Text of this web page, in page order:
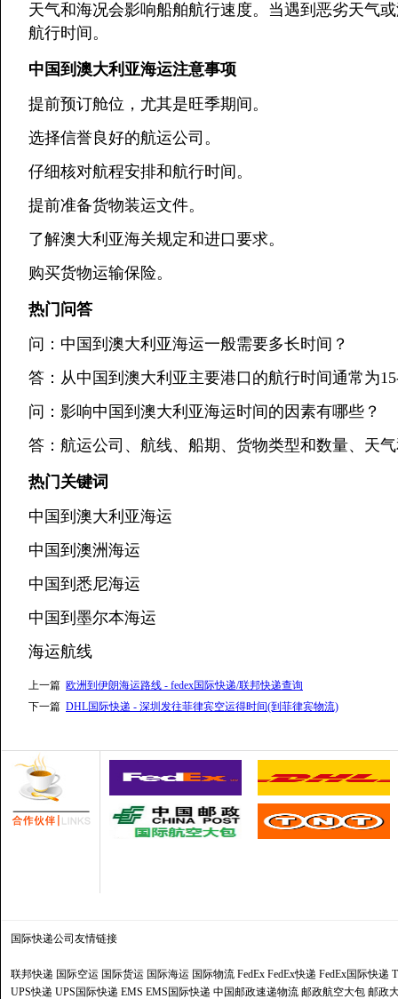
天气和海况会影响船舶航行速度。当遇到恶劣天气
航行时间。
中国到澳大利亚海运注意事项
提前预订舱位，尤其是旺季期间。
选择信誉良好的航运公司。
仔细核对航程安排和航行时间。
提前准备货物装运文件。
了解澳大利亚海关规定和进口要求。
购买货物运输保险。
热门问答
问：中国到澳大利亚海运一般需要多长时间？
答：从中国到澳大利亚主要港口的航行时间通常为
问：影响中国到澳大利亚海运时间的因素有哪些？
答：航运公司、航线、船期、货物类型和数量、天
热门关键词
中国到澳大利亚海运
中国到澳洲海运
中国到悉尼海运
中国到墨尔本海运
海运航线
上一篇 欧洲到伊朗海运路线 - fedex国际快递/联邦快递查询
下一篇 DHL国际快递 - 深圳发往菲律宾空运得时间(到菲律宾物流)
国际快递公司 友情链接
联邦快递 国际空运 国际货运 国际海运 国际物流 FedEx FedEx快递 FedEx国际快递
UPS快递 UPS国际快递 EMS EMS国际快递 中国邮政速递物流 邮政航空大包 邮政